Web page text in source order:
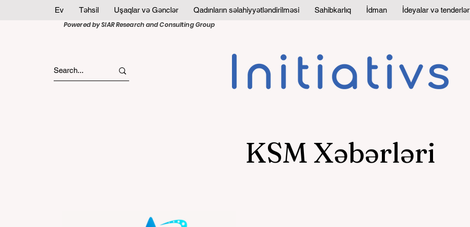
Ev Təhsil Uşaqlar və Gənclər Qadınların səlahiyyətləndirilməsi Sahibkarlıq İdman İdeyalar və tenderlər
Powered by SIAR Research and Consulting Group
KSM Xəbərləri